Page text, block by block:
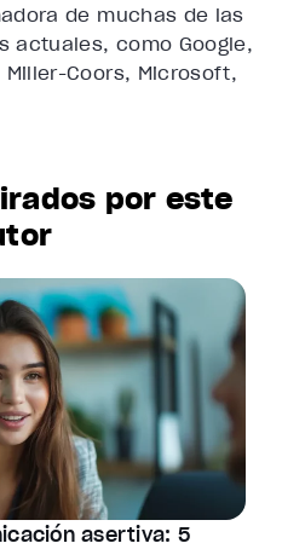
de muchas de las
actuales, como Google,
Coors, Microsoft,
por este
asertiva: 5